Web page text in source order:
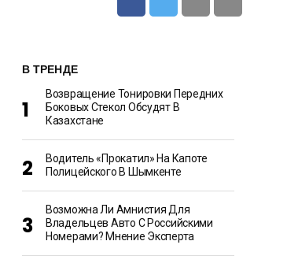
В ТРЕНДЕ
Возвращение Тонировки Передних
Боковых Стекол Обсудят В
Казахстане
Водитель «прокатил» На Капоте
Полицейского В Шымкенте
Возможна Ли Амнистия Для
Владельцев Авто С Российскими
Номерами? Мнение Эксперта